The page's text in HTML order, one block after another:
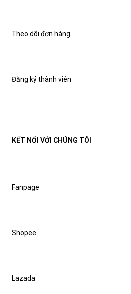
Theo dõi đơn hàng
Đăng ký thành viên
KẾT NỐI VỚI CHÚNG TÔI
Fanpage
Shopee
Lazada